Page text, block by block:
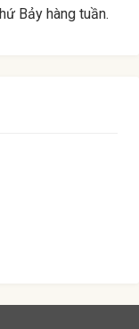
Bảy hàng tuần.